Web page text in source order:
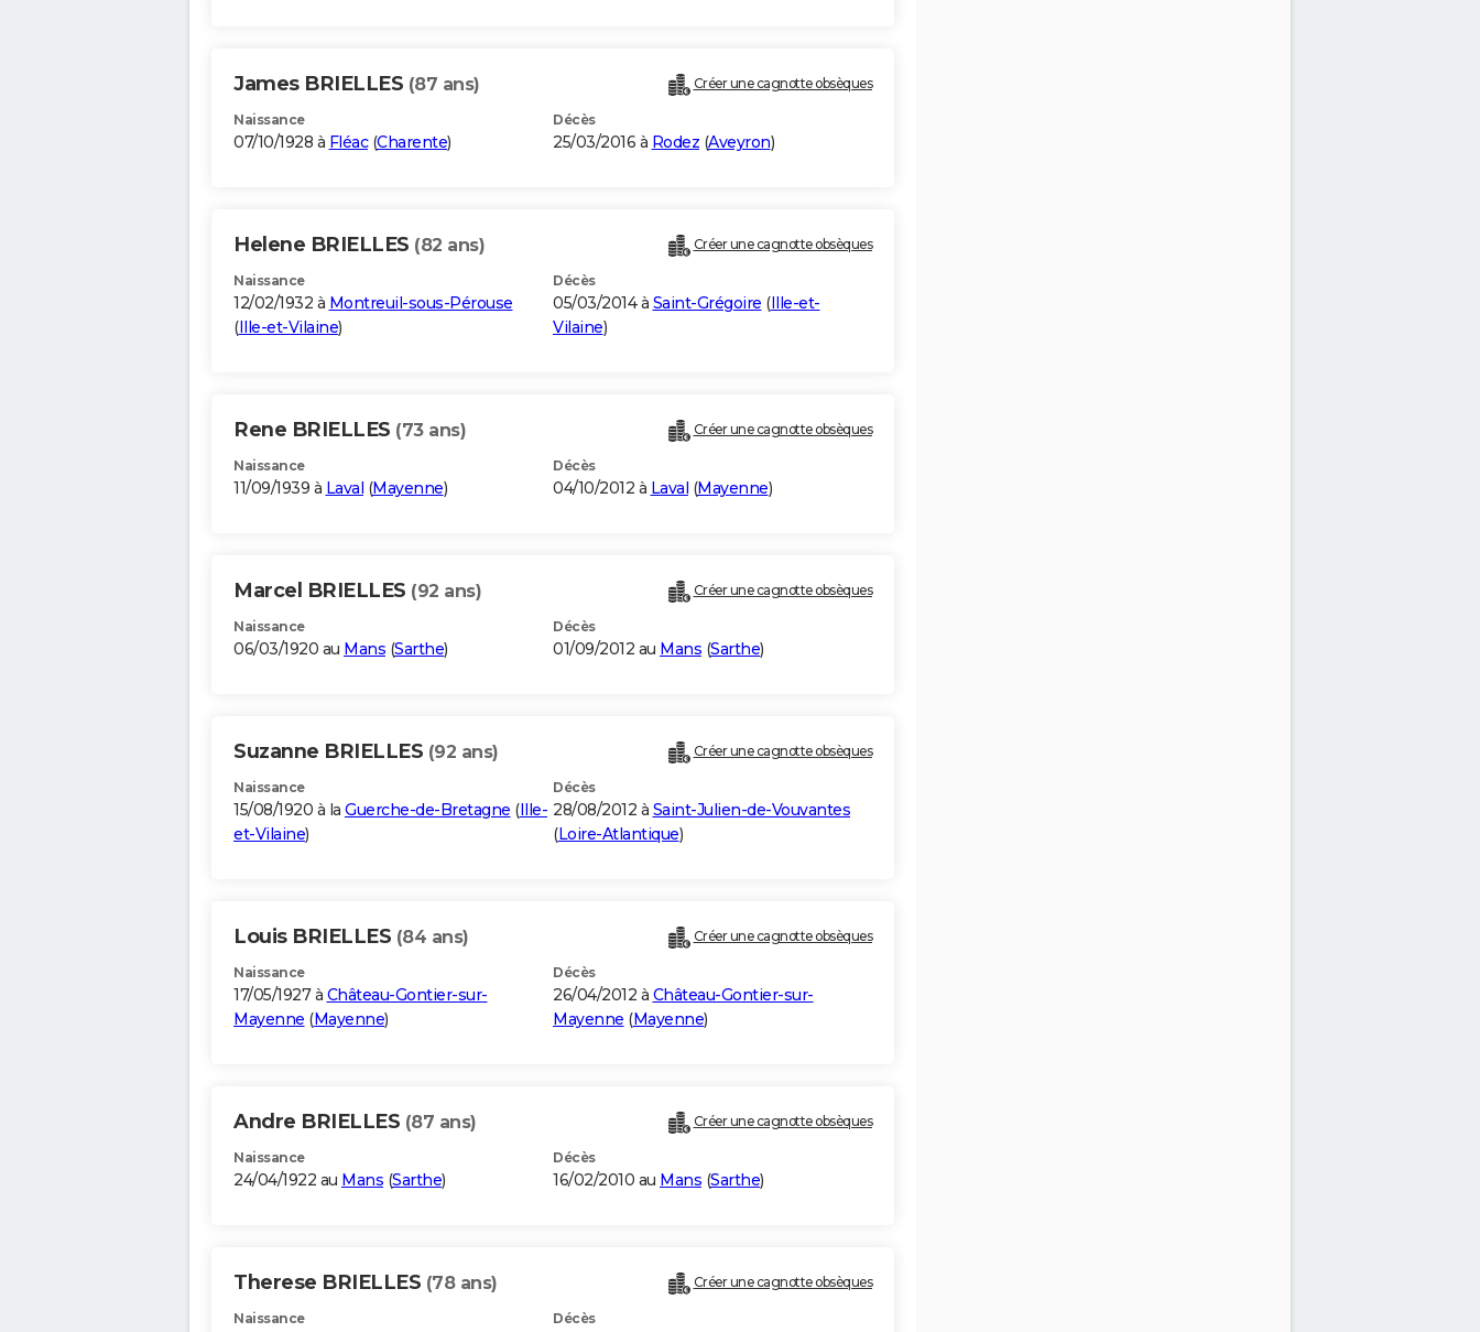
James BRIELLES (87 ans) Créer une cagnotte obsèques
Naissance
07/10/1928 à Fléac(Charente)
Décès
25/03/2016 à Rodez (Aveyron)
Helene BRIELLES (82 ans) Créer une cagnotte obsèques
Naissance
12/02/1932 à Montreuil-sous-Pérouse
(Ille-et-Vilaine)
Décès
05/03/2014 à Saint-Grégoire (Ille-et-
Vilaine)
Rene BRIELLES (73 ans) Créer une cagnotte obsèques
Naissance
11/09/1939 à Laval (Mayenne)
Décès
04/10/2012 à Laval (Mayenne)
Marcel BRIELLES (92 ans) Créer une cagnotte obsèques
Naissance
06/03/1920 au Mans (Sarthe)
Décès
01/09/2012 au Mans (Sarthe)
Suzanne BRIELLES (92 ans) Créer une cagnotte obsèques
Naissance
15/08/1920 à la Guerche-de-Bretagne (Ille-
et-Vilaine)
Décès
28/08/2012 à Saint-Julien-de-Vouvantes
(Loire-Atlantique)
Louis BRIELLES (84 ans) Créer une cagnotte obsèques
Naissance
17/05/1927 à Château-Gontier-sur-
Mayenne (Mayenne)
Décès
26/04/2012 à Château-Gontier-sur-
Mayenne (Mayenne)
Andre BRIELLES (87 ans) Créer une cagnotte obsèques
Naissance
24/04/1922 au Mans (Sarthe)
Décès
16/02/2010 au Mans (Sarthe)
Therese BRIELLES (78 ans) Créer une cagnotte obsèques
Naissance Décès